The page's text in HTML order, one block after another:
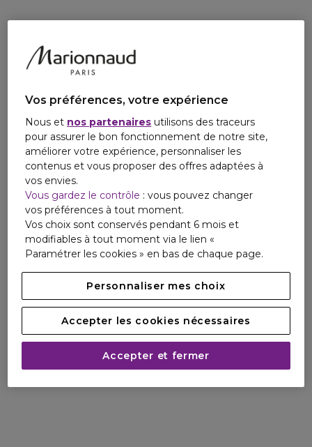
Un complexe d'exfoliation contenant des acides de fruits et
mais efficace pour renforcer l'éclat de la peau.
Vos préférences, votre expérience
Nous et nos partenaires utilisons des traceurs
pour assurer le bon fonctionnement de notre site,
améliorer votre expérience, personnaliser les
contenus et vous proposer des offres adaptées à
vos envies.
Vous gardez le contrôle : vous pouvez changer
vos préférences à tout moment.
Vos choix sont conservés pendant 6 mois et
modifiables à tout moment via le lien «
Paramétrer les cookies » en bas de chaque page.
Personnaliser mes choix
Accepter les cookies nécessaires
Accepter et fermer